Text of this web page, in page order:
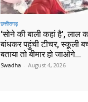
छत्तीसगढ़
‘सोने की बाली कहां है’, लाल
बांधकर पहुंची टीचर, स्कूली
बताया तो बीमार हो जाओगे…
Swadha - August 4, 2026